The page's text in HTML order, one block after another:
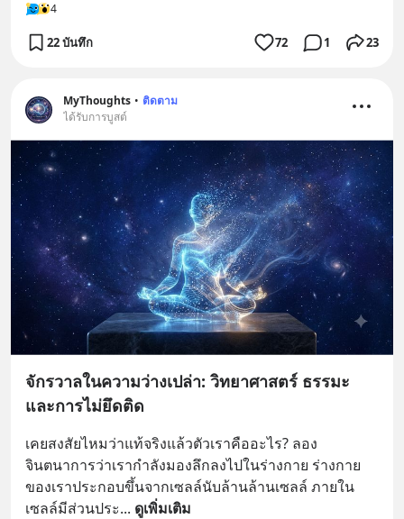
4
22 บันทึก 72 1 23
MyThoughts • ติดตาม
ได้รับการบูสต์
จักรวาลในความว่างเปล่า: วิทยาศาสตร์ ธรรมะ
และการไม่ยึดติด
เคยสงสัยไหมว่าแท้จริงแล้วตัวเราคืออะไร? ลอง
จินตนาการว่าเรากำลังมองลึกลงไปในร่างกาย ร่างกาย
ของเราประกอบขึ้นจากเซลล์นับล้านล้านเซลล์ ภายใน
เซลล์มีส่วนประ... ดูเพิ่มเติม